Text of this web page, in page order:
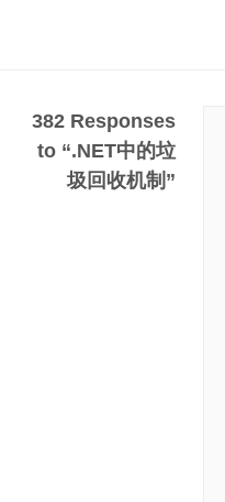
382 Responses
to “.NET中的垃
圾回收机制”